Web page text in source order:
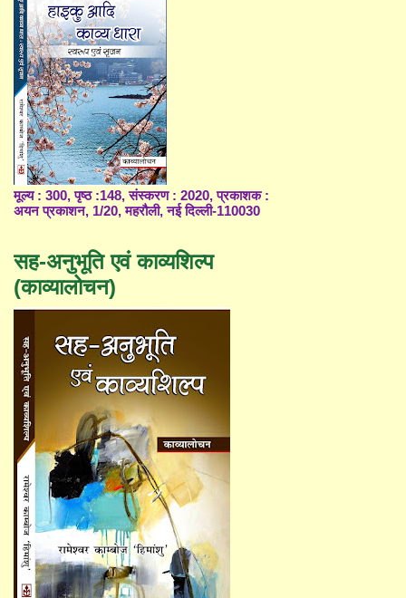
मूल्य : 300, पृष्ठ :148, संस्करण : 2020, प्रकाशक :
अयन प्रकाशन, 1/20, महरौली, नई दिल्ली-110030
सह-अनुभूति एवं काव्यशिल्प
(काव्यालोचन)